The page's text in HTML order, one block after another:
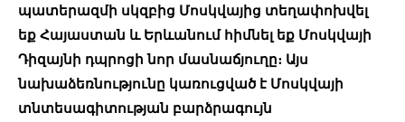
պատերազմի սկզբից Մոսկվայից տեղափոխվել
եք Հայաստան և Երևանում հիմնել եք Մոսկվայի
Դիզայնի դպրոցի նոր մասնաճյուղը։ Այս
նախաձեռնությունը կառուցված է Մոսկվայի
տնտեսագիտության բարձրագույն